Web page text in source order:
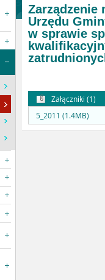
Zarządzenie
Urzędu
w sprawie
Załączniki (1)
5_2011 (1.4MB)